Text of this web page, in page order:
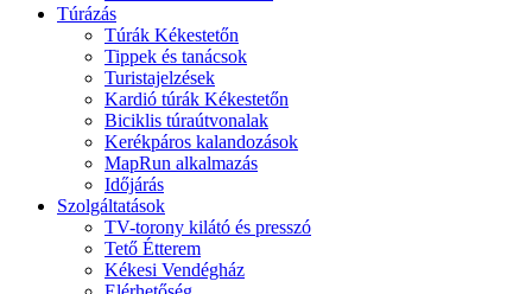
Túrázás
Túrák Kékestetőn
Tippek és tanácsok
Turistajelzések
Kardió túrák Kékestetőn
Biciklis túraútvonalak
Kerékpáros kalandozások
MapRun alkalmazás
Időjárás
Szolgáltatások
TV-torony kilátó és presszó
Tető Étterem
Kékesi Vendégház